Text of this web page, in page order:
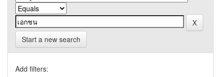
Start a new search
Add filters: